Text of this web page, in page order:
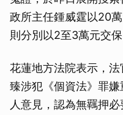
政所主任鍾威霆以20
則分別以2至3萬元交保
花蓮地方法院表示，
臻涉犯《個資法》罪
人意見，認為無羈押